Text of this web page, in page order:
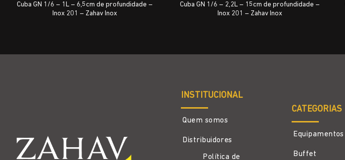
Cuba GN 1/6 – 1L – 6,5cm de profundidade –
Inox 201 – Zahav Inox
Cuba GN 1/6 – 2,2L – 15cm de profundidade –
Inox 201 – Zahav Inox
INSTITUCIONAL
Quem somos
Distribuidores
Política de
CATEGORIAS
Equipamentos
Buffet